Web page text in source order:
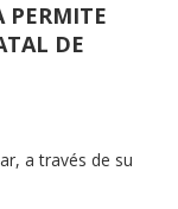
PERMITE
DE
a través de su